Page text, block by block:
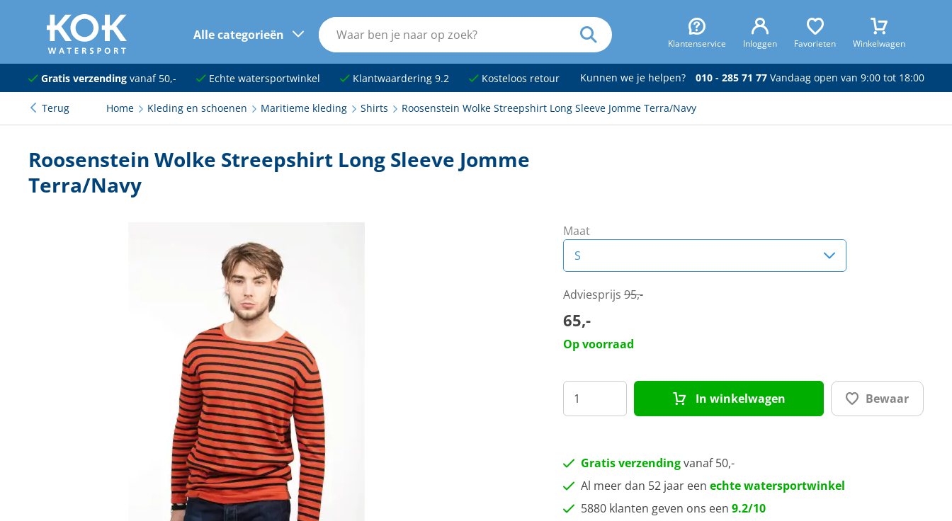
naar hoofdinhoud
Alle categorieën
Klantenservice Inloggen Favorieten Winkelwagen
Navigatie
Dekuitrusting
Onderhoud en verf
Tuigage en dekbeslag
Boten, toebehoren en fun
Meubels en lifestyle
Gratis verzendingvanaf 50,- Echte watersportwinkel Klantwaardering 9.2 Kosteloos retour Kunnen we je helpen? 010 - 285 71 77Vandaag open van 9:00 tot 18:00
Terug Home Kleding en schoenen Maritieme kleding Shirts Roosenstein Wolke Streepshirt Long Sleeve Jomme Terra/Navy
Roosenstein Wolke Streepshirt Long Sleeve Jomme
Terra/Navy
Maat
S
S
M
L
XL
Adviesprijs95,-
65,-
Op voorraad
In winkelwagen Bewaar
Gratis verzendingvanaf 50,-
Al meer dan 52 jaar een echte watersportwinkel
5880 klanten geven ons een 9.2/10